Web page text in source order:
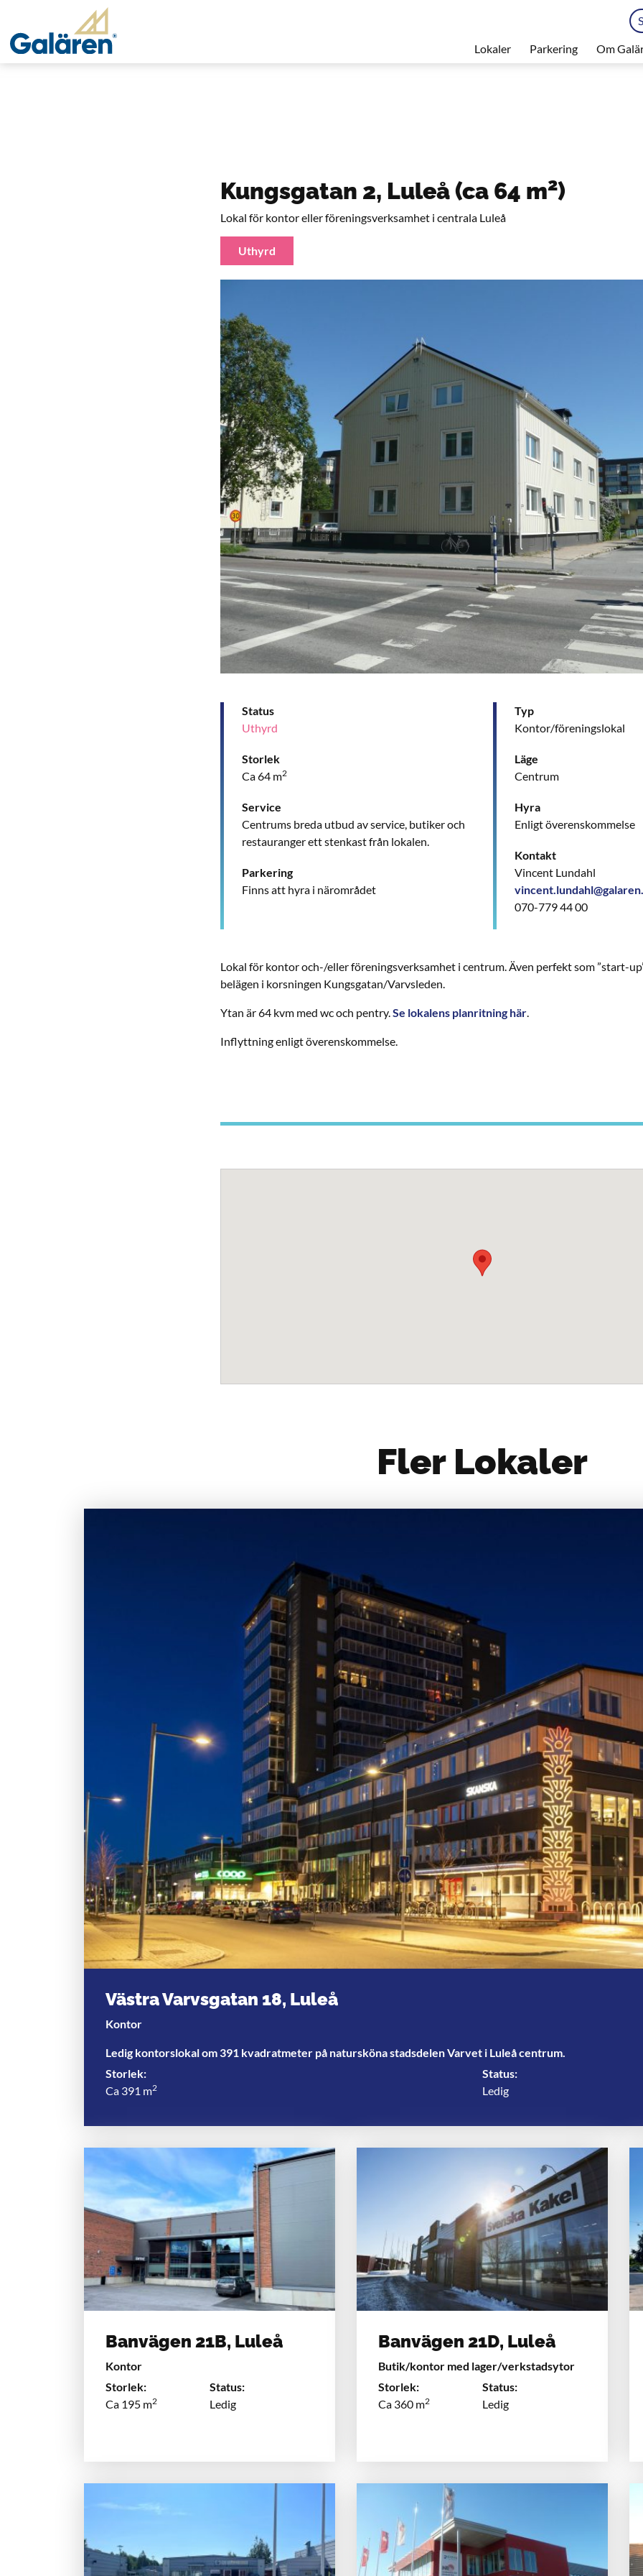
Lokaler Parkering Om
Kungsgatan 2, Luleå (ca 64 m2)
Lokal för kontor eller föreningsverksamhet i centrala Luleå
Uthyrd
Status
Uthyrd
Storlek
Ca 64 m2
Service
Centrums breda utbud av service, butiker och
restauranger ett stenkast från lokalen.
Parkering
Finns att hyra i närområdet
Typ
Kontor/föreningslokal
Läge
Centrum
Hyra
Enligt överenskommelse
Kontakt
Vincent Lundahl
070-779 44 00
Lokal för kontor och-/eller föreningsverksamhet i centrum. Även perfekt som ”start-
belägen i korsningen Kungsgatan/Varvsleden.
Ytan är 64 kvm med wc och pentry. Se lokalens planritning här
Inflyttning enligt överenskommelse.
Fler Lokaler
Västra Varvsgatan 18, Luleå
Kontor
Ledig kontorslokal om 391 kvadratmeter på natursköna stadsdelen Varvet i Luleå centrum.
Storlek:
Status:
Ca 391 m2 Ledig
Banvägen 21B, Luleå
Kontor
Storlek:
Status:
Ca 195 m2 Ledig
Banvägen 21D, Luleå
Butik/kontor med lager/verkstadsytor
Storlek:
Status:
Ca 360 m2 Ledig